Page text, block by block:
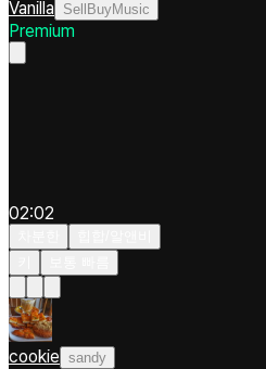
Vanilla SellBuyMusic
Premium
02:02
cookie sandy